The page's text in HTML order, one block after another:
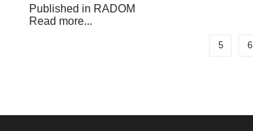
Published in RADOM
Read more...
5 6